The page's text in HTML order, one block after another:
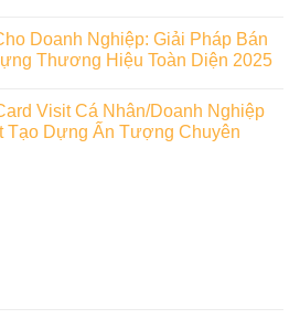
Doanh Nghiệp: Giải Pháp Bán
Thương Hiệu Toàn Diện 2025
Visit Cá Nhân/Doanh Nghiệp
Tạo Dựng Ấn Tượng Chuyên